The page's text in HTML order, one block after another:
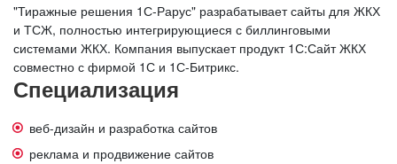
"Тиражные решения 1С-Рарус" разрабатывает сайты для ЖКХ
и ТСЖ, полностью интегрирующиеся с биллинговыми
системами ЖКХ. Компания выпускает продукт 1С:Сайт ЖКХ
совместно с фирмой 1С и 1С-Битрикс.
Специализация
веб-дизайн и разработка сайтов
реклама и продвижение сайтов